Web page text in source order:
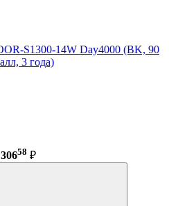
S1300-14W Day4000 (BK, 90
3 года)
58 ₽